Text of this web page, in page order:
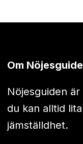
Om
Nöjesguiden
du kan alltid
jämställdhet.